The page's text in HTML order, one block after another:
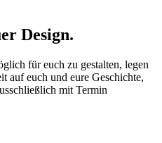
Design.
für euch zu gestalten, legen
auf euch und eure Geschichte,
mit Termin